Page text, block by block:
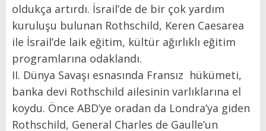
oldukça artırdı. İsrail’de de bir çok yardım
kuruluşu bulunan Rothschild, Keren Caesarea
ile İsrail’de laik eğitim, kültür ağırlıklı eğitim
programlarına odaklandı.
II. Dünya Savaşı esnasında Fransız hükümeti,
banka devi Rothschild ailesinin varlıklarına el
koydu. Önce ABD’ye oradan da Londra’ya giden
Rothschild, General Charles de Gaulle’un